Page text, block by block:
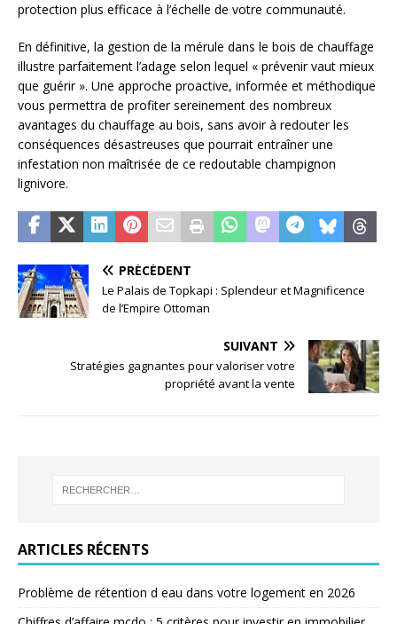
protection plus efficace à l’échelle de votre communauté.
En définitive, la gestion de la mérule dans le bois de chauffage
illustre parfaitement l’adage selon lequel « prévenir vaut mieux
que guérir ». Une approche proactive, informée et méthodique
vous permettra de profiter sereinement des nombreux
avantages du chauffage au bois, sans avoir à redouter les
conséquences désastreuses que pourrait entraîner une
infestation non maîtrisée de ce redoutable champignon
lignivore.
PRÉCÉDENT
Le Palais de Topkapi : Splendeur et Magnificence
de l’Empire Ottoman
SUIVANT
Stratégies gagnantes pour valoriser votre
propriété avant la vente
ARTICLES RÉCENTS
Problème de rétention d eau dans votre logement en 2026